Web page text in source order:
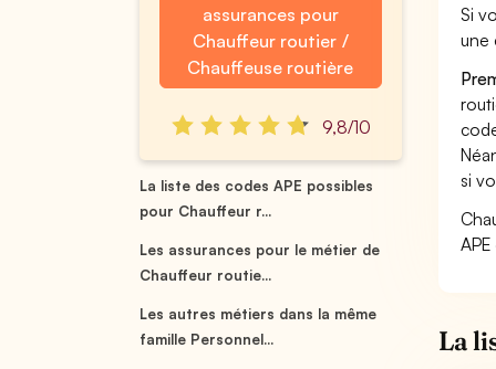
assurances pour
Chauffeur routier /
Chauffeuse routière
9,8/10
La liste des codes APE possibles
pour Chauffeur r...
Les assurances pour le métier de
Chauffeur routie...
Les autres métiers dans la même
famille Personnel...
Si
une
si
La